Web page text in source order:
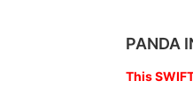
PANDA
This